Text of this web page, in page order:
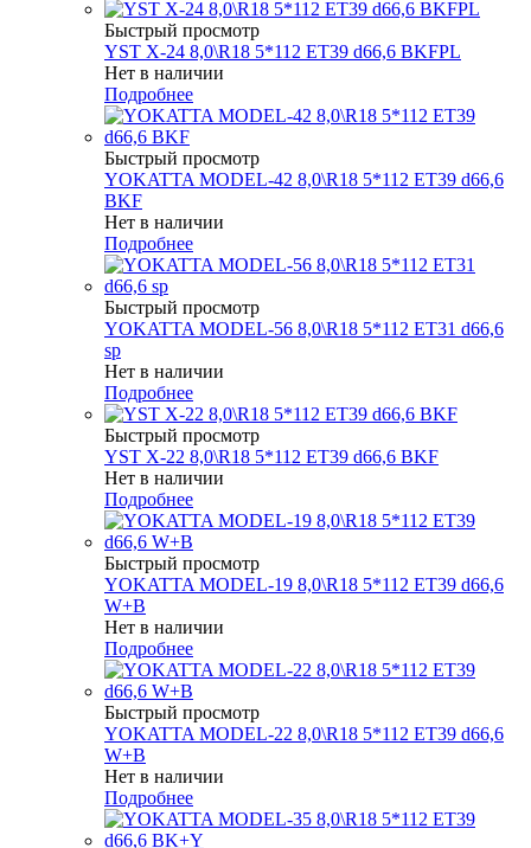
Быстрый просмотр
YST X-24 8,0\R18 5*112 ET39 d66,6 BKFPL
Нет в наличии
Подробнее
Быстрый просмотр
YOKATTA MODEL-42 8,0\R18 5*112 ET39 d66,6
BKF
Нет в наличии
Подробнее
Быстрый просмотр
YOKATTA MODEL-56 8,0\R18 5*112 ET31 d66,6
sp
Нет в наличии
Подробнее
Быстрый просмотр
YST X-22 8,0\R18 5*112 ET39 d66,6 BKF
Нет в наличии
Подробнее
Быстрый просмотр
YOKATTA MODEL-19 8,0\R18 5*112 ET39 d66,6
W+B
Нет в наличии
Подробнее
Быстрый просмотр
YOKATTA MODEL-22 8,0\R18 5*112 ET39 d66,6
W+B
Нет в наличии
Подробнее